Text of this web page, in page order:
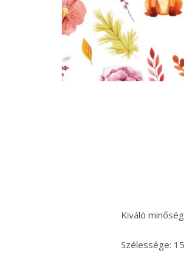
Kiváló
Szélessége: